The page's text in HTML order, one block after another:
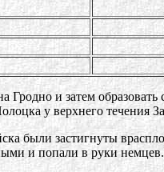
и затем
у верхнего течения
были застигнуты
и попали в руки